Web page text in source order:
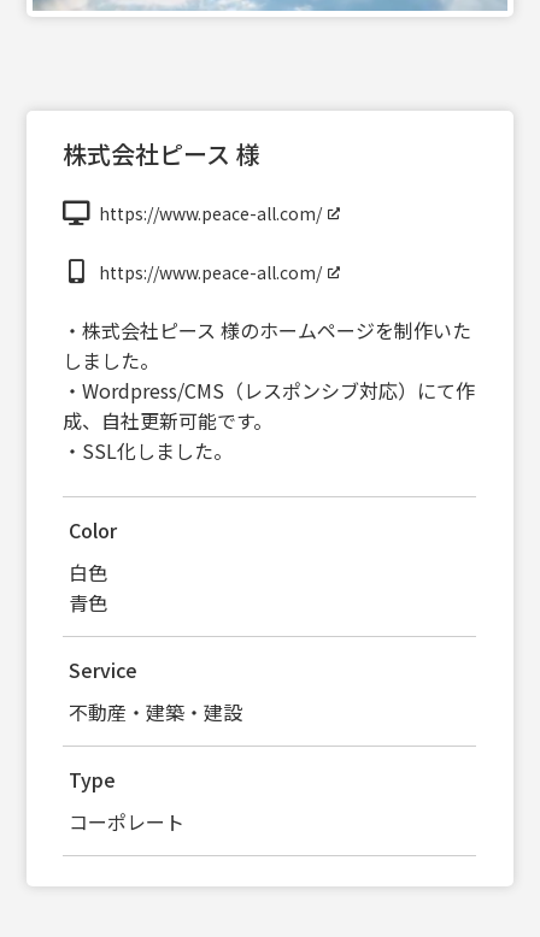
株式会社ピース 様
https://www.peace-all.com/
https://www.peace-all.com/
・株式会社ピース 様のホームページを制作いた
しました。
・Wordpress/CMS（レスポンシブ対応）にて作
成、自社更新可能です。
・SSL化しました。
Color
白色
青色
Service
不動産・建築・建設
Type
コーポレート